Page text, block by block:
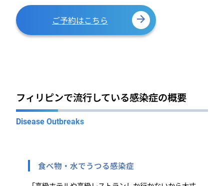
ご予約はこちら
フィリピンで流行している感染症の概要
Disease Outbreaks
食べ物・水でうつる感染症